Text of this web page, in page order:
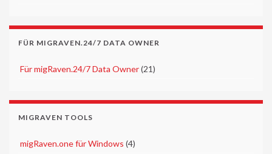
FÜR MIGRAVEN.24/7 DATA OWNER
Für migRaven.24/7 Data Owner(21)
MIGRAVEN TOOLS
migRaven.one für Windows (4)